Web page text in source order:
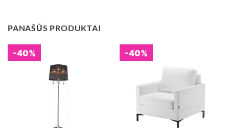
PANAŠŪS PRODUKTAI
-40% -40%